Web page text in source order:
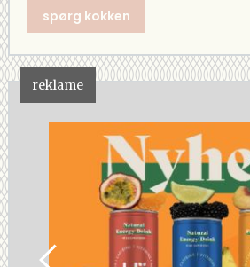
spørg kokken
reklame